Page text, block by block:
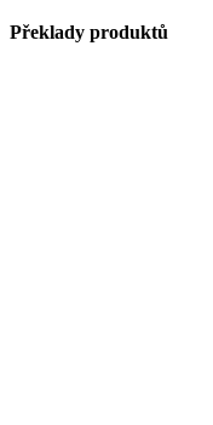
Překlady produktů